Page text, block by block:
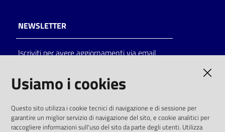
NEWSLETTER
Iscriviti per avere aggiornamenti via email
solo alle condizioni previste dalla direttiva
comunitaria 2003/98/CE e dal d.lgs. 36/2006
Usiamo i cookies
Questo sito utilizza i cookie tecnici di navigazione e di sessione per
garantire un miglior servizio di navigazione del sito, e cookie analitici per
raccogliere informazioni sull'uso del sito da parte degli utenti. Utilizza